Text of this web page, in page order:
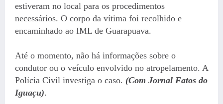
estiveram no local para os procedimentos
necessários. O corpo da vítima foi recolhido e
encaminhado ao IML de Guarapuava.
Até o momento, não há informações sobre o
condutor ou o veículo envolvido no atropelamento. A
Polícia Civil investiga o caso. (Com Jornal Fatos do
Iguaçu).